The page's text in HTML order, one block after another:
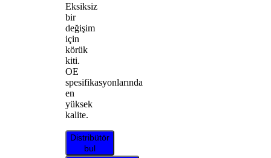
Eksiksiz
bir
değişim
için
körük
kiti.
OE
spesifikasyonlarında
en
yüksek
kalite.
Distribütör
bul